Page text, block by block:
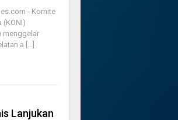
- Komite
(KONI)
menggelar
a [...]
Lanjukan